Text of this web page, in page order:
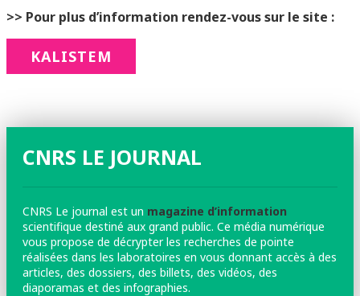
>> Pour plus d’information rendez-vous sur le site :
KALISTEM
CNRS LE JOURNAL
CNRS Le journal est un magazine d’information
scientifique destiné aux grand public. Ce média numérique
vous propose de décrypter les recherches de pointe
réalisées dans les laboratoires en vous donnant accès à des
articles, des dossiers, des billets, des vidéos, des
diaporamas et des infographies.